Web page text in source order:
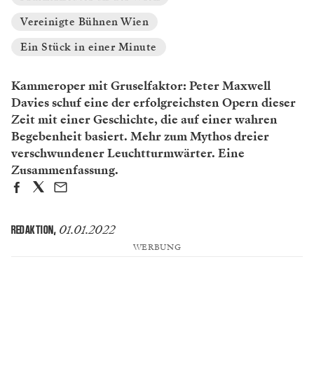
Vereinigte Bühnen Wien
Ein Stück in einer Minute
Kammeroper mit Gruselfaktor: Peter Maxwell
Davies schuf eine der erfolgreichsten Opern dieser
Zeit mit einer Geschichte, die auf einer wahren
Begebenheit basiert. Mehr zum Mythos dreier
verschwundener Leuchtturmwärter. Eine
Zusammenfassung.
REDAKTION, 01.01.2022
WERBUNG